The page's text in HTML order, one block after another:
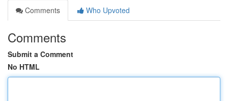
Comments
Who Upvoted
Comments
Submit a Comment
No HTML